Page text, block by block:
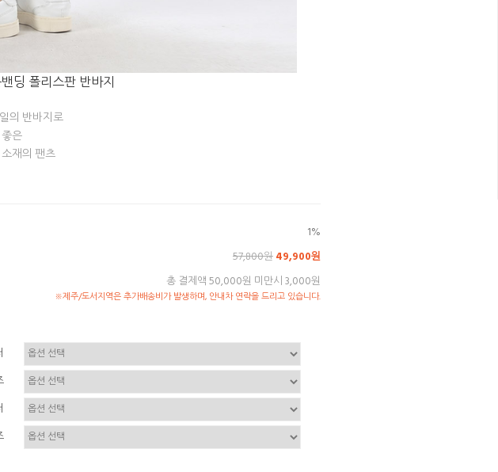
딩 폴리스판 반바지
의 반바지로
은
재의 팬츠
1%
57,800원49,900원
총 결제액 50,000원 미만시 3,000원
※제주/도서지역은 추가배송비가 발생하며, 안내차 연락을 드리고 있습니다.